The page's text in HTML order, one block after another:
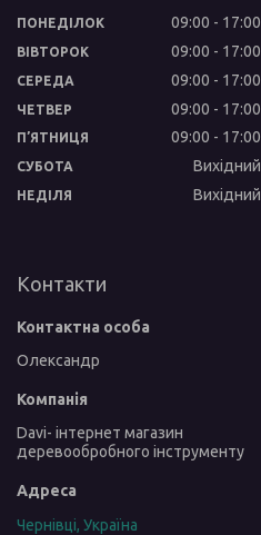
ПОНЕДІЛОК 09:00 17:00
ВІВТОРОК 09:00 17:00
СЕРЕДА 09:00 17:00
ЧЕТВЕР 09:00 17:00
ПʼЯТНИЦЯ 09:00 17:00
СУБОТА Вихідний
НЕДІЛЯ Вихідний
Контакти
Олександр
Davi- інтернет магазин
деревообробного інструменту
Чернівці, Україна